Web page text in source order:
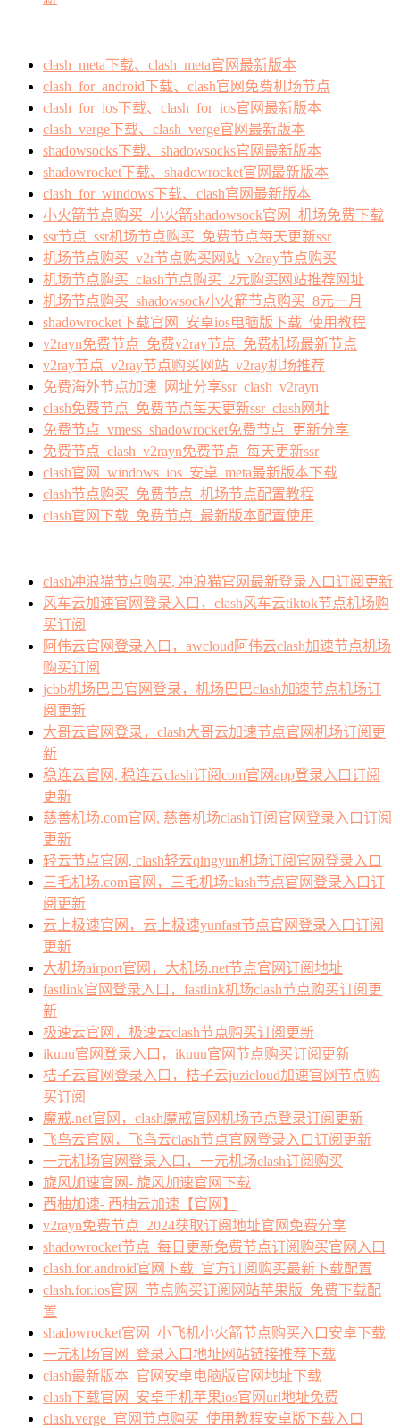
clash_meta下载、clash_meta官网最新版本
clash_for_android下载、clash官网免费机场节点
clash_for_ios下载、clash_for_ios官网最新版本
clash_verge下载、clash_verge官网最新版本
shadowsocks下载、shadowsocks官网最新版本
shadowrocket下载、shadowrocket官网最新版本
clash_for_windows下载、clash官网最新版本
小火箭节点购买_小火箭shadowsock官网_机场免费下载
ssr节点_ssr机场节点购买_免费节点每天更新ssr
机场节点购买_v2r节点购买网站_v2ray节点购买
机场节点购买_clash节点购买_2元购买网站推荐网址
机场节点购买_shadowsock小火箭节点购买_8元一月
shadowrocket下载官网_安卓ios电脑版下载_使用教程
v2rayn免费节点_免费v2ray节点_免费机场最新节点
v2ray节点_v2ray节点购买网站_v2ray机场推荐
免费海外节点加速_网址分享ssr_clash_v2rayn
clash免费节点_免费节点每天更新ssr_clash网址
免费节点_vmess_shadowrocket免费节点_更新分享
免费节点_clash_v2rayn免费节点_每天更新ssr
clash官网_windows_ios_安卓_meta最新版本下载
clash节点购买_免费节点_机场节点配置教程
clash官网下载_免费节点_最新版本配置使用
clash冲浪猫节点购买, 冲浪猫官网最新登录入口订阅更新
风车云加速官网登录入口，clash风车云tiktok节点机场购
买订阅
阿伟云官网登录入口，awcloud阿伟云clash加速节点机场
购买订阅
jcbb机场巴巴官网登录，机场巴巴clash加速节点机场订
阅更新
大哥云官网登录，clash大哥云加速节点官网机场订阅更
新
稳连云官网, 稳连云clash订阅com官网app登录入口订阅
更新
慈善机场.com官网, 慈善机场clash订阅官网登录入口订阅
更新
轻云节点官网, clash轻云qingyun机场订阅官网登录入口
三毛机场.com官网，三毛机场clash节点官网登录入口订
阅更新
云上极速官网，云上极速yunfast节点官网登录入口订阅
更新
大机场airport官网，大机场.net节点官网订阅地址
fastlink官网登录入口，fastlink机场clash节点购买订阅更
新
极速云官网，极速云clash节点购买订阅更新
ikuuu官网登录入口，ikuuu官网节点购买订阅更新
桔子云官网登录入口，桔子云juzicloud加速官网节点购
买订阅
魔戒.net官网，clash魔戒官网机场节点登录订阅更新
飞鸟云官网，飞鸟云clash节点官网登录入口订阅更新
一元机场官网登录入口，一元机场clash订阅购买
旋风加速官网- 旋风加速官网下载
西柚加速- 西柚云加速【官网】
v2rayn免费节点_2024获取订阅地址官网免费分享
shadowrocket节点_每日更新免费节点订阅购买官网入口
clash.for.android官网下载_官方订阅购买最新下载配置
clash.for.ios官网_节点购买订阅网站苹果版_免费下载配
置
shadowrocket官网_小飞机小火箭节点购买入口安卓下载
一元机场官网_登录入口地址网站链接推荐下载
clash最新版本_官网安卓电脑版官网地址下载
clash下载官网_安卓手机苹果ios官网url地址免费
clash.verge_官网节点购买_使用教程安卓版下载入口